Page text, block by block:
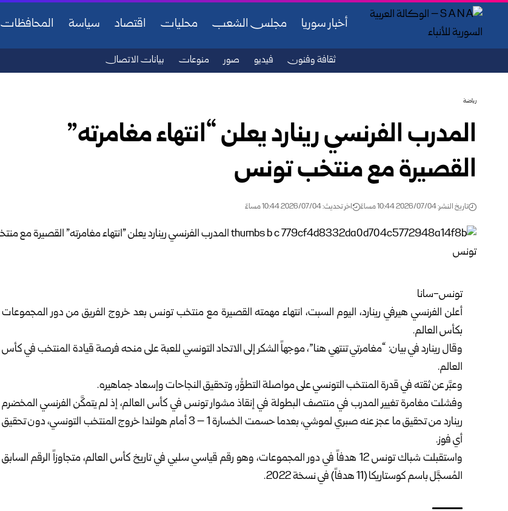
أخبار سوريا مجلس الشعب محليات اقتصاد سياسة المحافظات
ثقافة وفنون فيديو صور منوعات بيانات الاتصال
رياضة
المدرب الفرنسي رينارد يعلن “انتهاء مغامرته”
القصيرة مع منتخب تونس
تاريخ النشر: 2026/07/04 10:44 مساءً اخر تحديث: 2026/07/04 10:44 مساءً
تونس-سانا
أعلن الفرنسي هيرفي رينارد، اليوم السبت، انتهاء مهمته القصيرة مع منتخب تونس بعد خروج الفريق من دور المجموعات
بكأس العالم.
وقال رينارد في بيان: “مغامرتي تنتهي هنا”، موجهاً الشكر إلى الاتحاد التونسي للعبة على منحه فرصة قيادة المنتخب في كأس
العالم.
وعبَّر عن ثقته في قدرة المنتخب التونسي على مواصلة التطوُّر، وتحقيق النجاحات وإسعاد جماهيره.
وفشلت مغامرة تغيير المدرب في منتصف البطولة في إنقاذ مشوار تونس في كأس العالم، إذ لم يتمكَّن الفرنسي المخضرم
رينارد من تحقيق ما عجز عنه صبري لموشي، بعدما حسمت الخسارة 1 – 3 أمام هولندا خروج المنتخب التونسي، دون تحقيق
أي فوز.
واستقبلت شباك تونس 12 هدفاً في دور المجموعات، وهو رقم قياسي سلبي في تاريخ كأس العالم، متجاوزاً الرقم السابق
المُسجَّل باسم كوستاريكا (11 هدفاً) في نسخة 2022.